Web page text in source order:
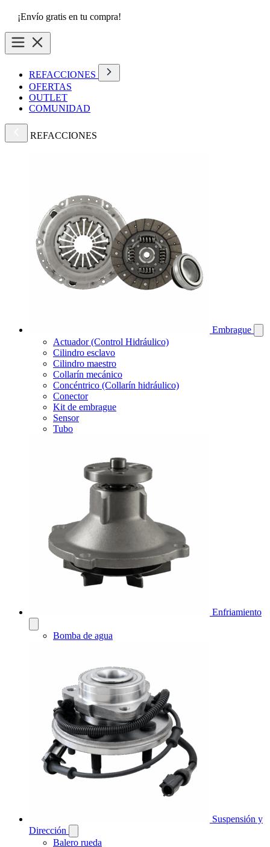
¡Envío gratis en tu compra!
REFACCIONES
OFERTAS
OUTLET
COMUNIDAD
REFACCIONES
Embrague
Actuador (Control Hidráulico)
Cilindro esclavo
Cilindro maestro
Collarín mecánico
Concéntrico (Collarín hidráulico)
Conector
Kit de embrague
Sensor
Tubo
Enfriamiento
Bomba de agua
Suspensión y
Dirección
Balero rueda